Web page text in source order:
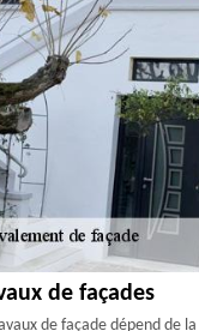
de façades
de façade dépend de